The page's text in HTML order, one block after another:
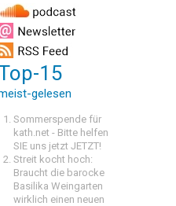
15
gelesen
Sommerspende für
kath.net - Bitte helfen
SIE uns jetzt JETZT!
Streit kocht hoch:
Braucht die barocke
Basilika Weingarten
wirklich einen neuen